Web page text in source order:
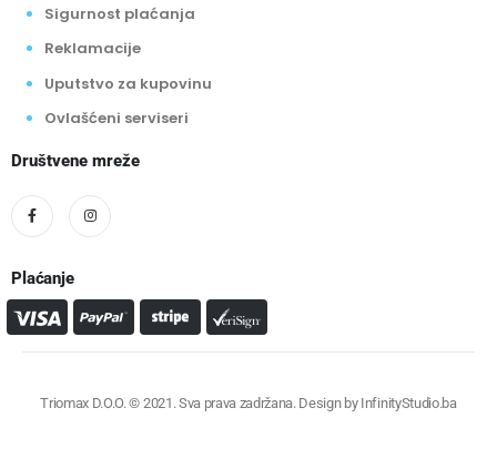
Sigurnost plaćanja
Reklamacije
Uputstvo za kupovinu
Ovlašćeni serviseri
Društvene mreže
Plaćanje
Triomax D.O.O. © 2021. Sva prava zadržana. Design by InfinityStudio.ba